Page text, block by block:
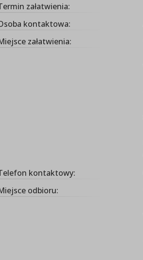
załatwienia:
kontaktowa:
załatwienia:
kontaktowy:
odbioru: